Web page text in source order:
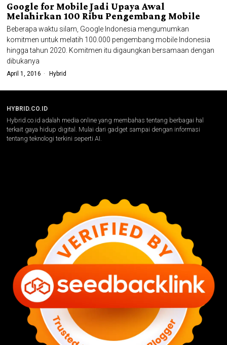
Google for Mobile Jadi Upaya Awal
Melahirkan 100 Ribu Pengembang Mobile
Beberapa waktu silam, Google Indonesia mengumumkan
komitmen untuk melatih 100.000 pengembang mobile Indonesia
hingga tahun 2020. Komitmen itu digaungkan bersamaan dengan
dibukanya
April 1, 2016 Hybrid
HYBRID.CO.ID
Hybrid.co.id adalah media online yang membahas tentang berbagai hal
terkait gaya hidup digital. Mulai dari gadget sampai dengan informasi
tentang teknologi terkini seperti AI.